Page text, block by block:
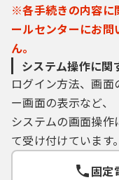
※各手続きの内容に
ールセンターにお
ん。
システム操作に関
ログイン方法、画
ー画面の表示など、
システムの画面操
て受け付けています。
固定